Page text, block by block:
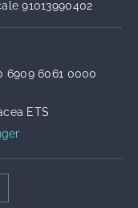
91013990402
6909 6061 0000
ETS